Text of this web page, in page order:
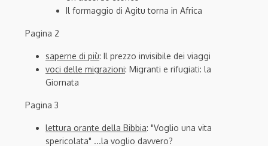
Il formaggio di Agitu torna in Africa
Pagina 2
saperne di più: Il prezzo invisibile dei viaggi
voci delle migrazioni: Migranti e rifugiati: la
Giornata
Pagina 3
lettura orante della Bibbia: "Voglio una vita
spericolata" ...la voglio davvero?